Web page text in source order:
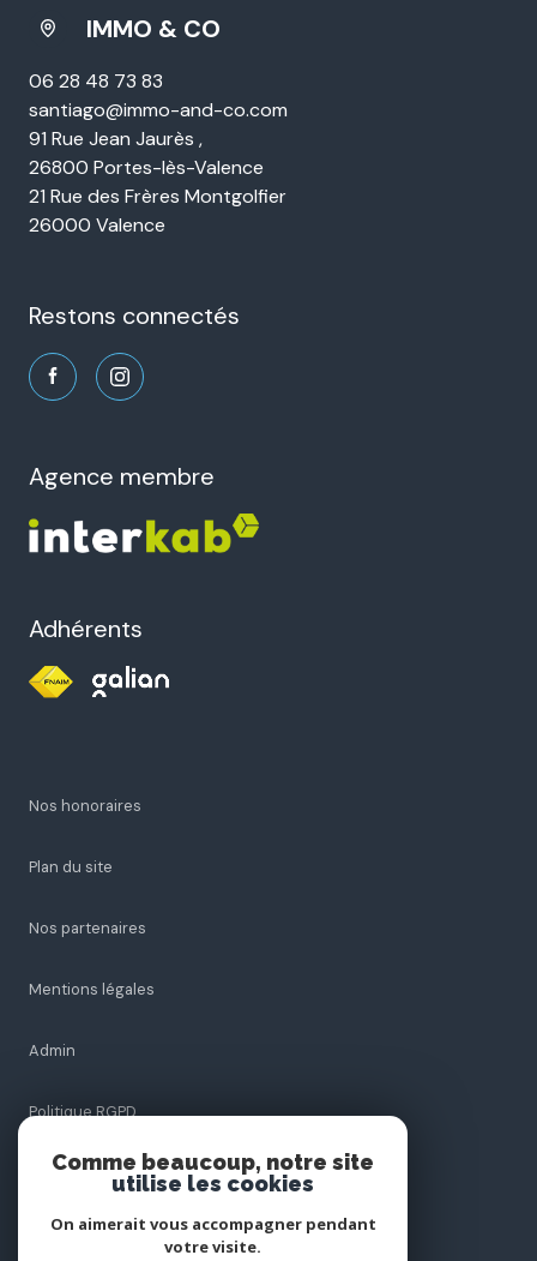
IMMO & CO
06 28 48 73 83
santiago@immo-and-co.com
91 Rue Jean Jaurès ,
26800 Portes-lès-Valence
21 Rue des Frères Montgolfier
26000 Valence
restons connectés
agence membre
Adhérents
Nos honoraires
Plan du site
Nos partenaires
Mentions légales
Admin
Politique RGPD
Cookies
© 2026 | Tous droits réservés
Comme beaucoup, notre site
utilise les cookies
On aimerait vous accompagner pendant
votre visite.